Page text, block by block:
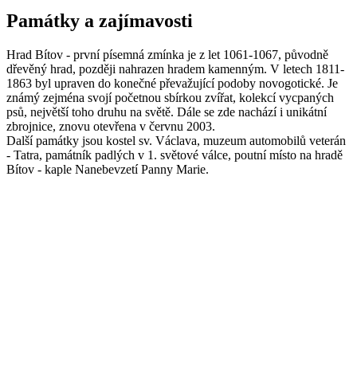
Památky a zajímavosti
Hrad Bítov - první písemná zmínka je z let 1061-1067, původně
dřevěný hrad, později nahrazen hradem kamenným. V letech 1811-
1863 byl upraven do konečné převažující podoby novogotické. Je
známý zejména svojí početnou sbírkou zvířat, kolekcí vycpaných
psů, největší toho druhu na světě. Dále se zde nachází i unikátní
zbrojnice, znovu otevřena v červnu 2003.
Další památky jsou kostel sv. Václava, muzeum automobilů veterán
- Tatra, památník padlých v 1. světové válce, poutní místo na hradě
Bítov - kaple Nanebevzetí Panny Marie.